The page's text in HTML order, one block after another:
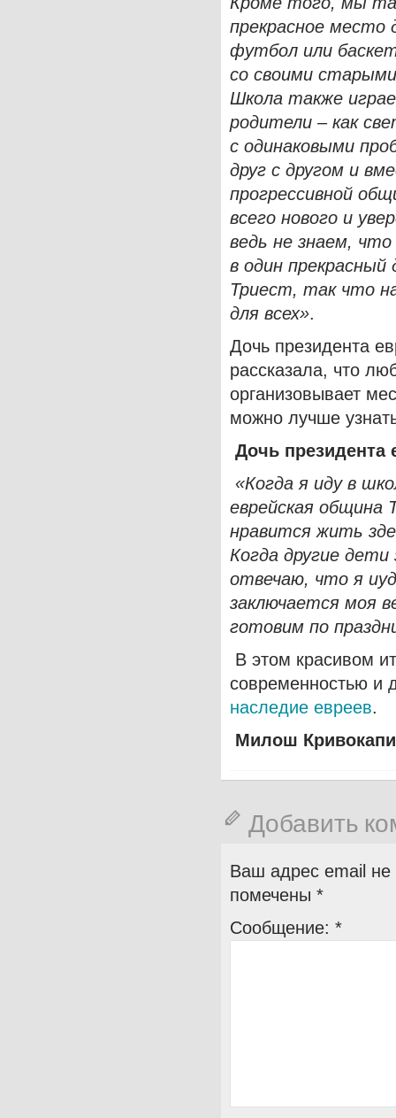
прекрасное место
футбол или
со своими
Школа также
родители – как
с одинаковыми
друг с другом и
прогрессивной
всего нового и
ведь не знаем,
в один
Триест, так что
для всех».
Дочь президента
рассказала, что
организовывает
можно лучше
Дочь президента
«Когда я иду в
еврейская община
нравится жить
Когда другие
отвечаю, что я
заключается моя
готовим по
В этом красивом
современностью и
наследие евреев.
Милош
Добавить
Ваш адрес email не
помечены *
Сообщение: *